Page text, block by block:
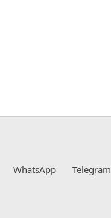
WhatsApp Telegram